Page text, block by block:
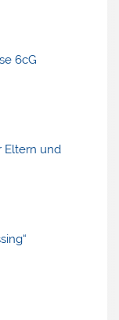
6cG
Eltern und